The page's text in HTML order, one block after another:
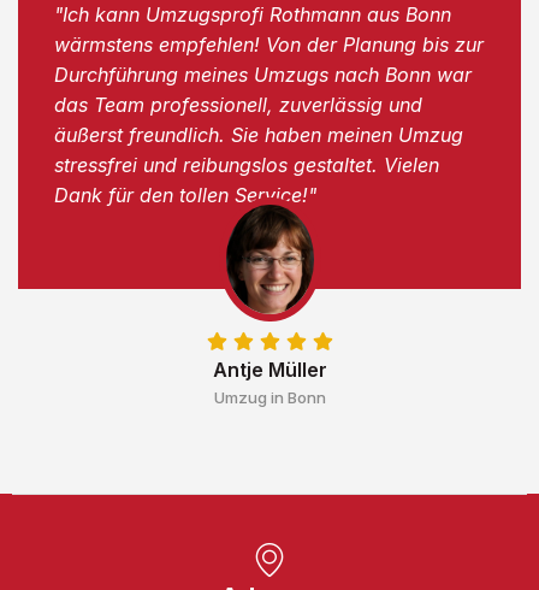
Antje Müller
Umzug in Bonn
"Ich kann Umzugsprofi Rothmann aus Bonn
wärmstens empfehlen! Von der Planung bis zur
Durchführung meines Umzugs nach Bonn war
das Team professionell, zuverlässig und
äußerst freundlich. Sie haben meinen Umzug
stressfrei und reibungslos gestaltet. Vielen
Dank für den tollen Service!"